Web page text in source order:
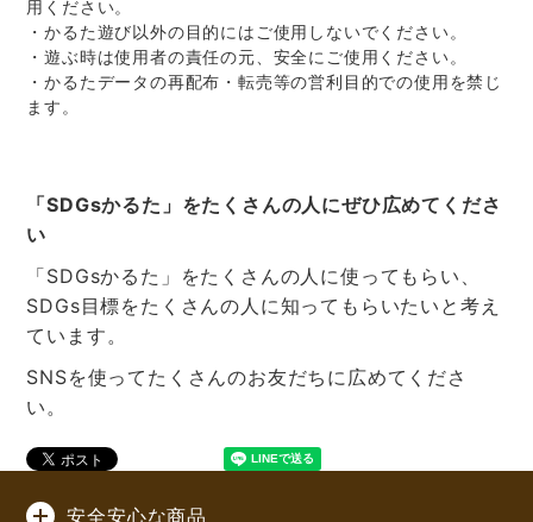
用ください。
・かるた遊び以外の目的にはご使用しないでください。
・遊ぶ時は使用者の責任の元、安全にご使用ください。
・かるたデータの再配布・転売等の営利目的での使用を禁じ
ます。
「SDGsかるた」をたくさんの人にぜひ広めてくださ
い
「SDGsかるた」をたくさんの人に使ってもらい、
SDGs目標をたくさんの人に知ってもらいたいと考え
ています。
SNSを使ってたくさんのお友だちに広めてくださ
い。
安全安心な商品